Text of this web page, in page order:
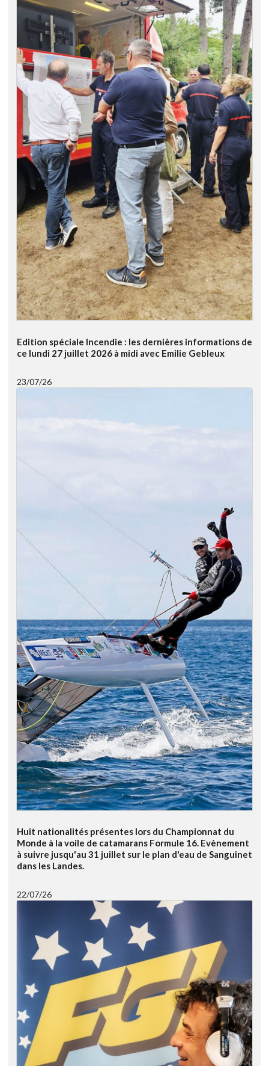
Edition spéciale Incendie : les dernières informations de
ce lundi 27 juillet 2026 à midi avec Emilie Gebleux
23/07/26
Huit nationalités présentes lors du Championnat du
Monde à la voile de catamarans Formule 16. Evènement
à suivre jusqu'au 31 juillet sur le plan d'eau de Sanguinet
dans les Landes.
22/07/26